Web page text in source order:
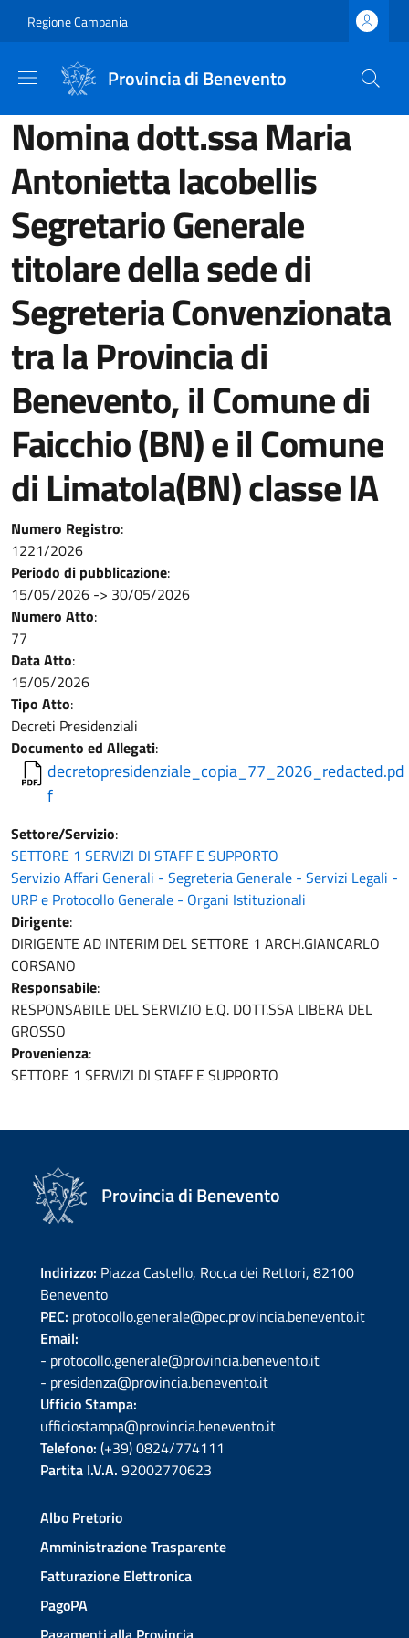
Regione Campania
Provincia di Benevento
Nomina dott.ssa Maria
Antonietta Iacobellis
Segretario Generale
titolare della sede di
Segreteria Convenzionata
tra la Provincia di
Benevento, il Comune di
Faicchio (BN) e il Comune
di Limatola(BN) classe IA
Numero Registro:
1221/2026
Periodo di pubblicazione:
15/05/2026 -> 30/05/2026
Numero Atto:
77
Data Atto:
15/05/2026
Tipo Atto:
Decreti Presidenziali
Documento ed Allegati:
decretopresidenziale_copia_77_2026_redacted.pd
f
Settore/Servizio:
SETTORE 1 SERVIZI DI STAFF E SUPPORTO
Servizio Affari Generali - Segreteria Generale - Servizi Legali -
URP e Protocollo Generale - Organi Istituzionali
Dirigente:
DIRIGENTE AD INTERIM DEL SETTORE 1 ARCH.GIANCARLO
CORSANO
Responsabile:
RESPONSABILE DEL SERVIZIO E.Q. DOTT.SSA LIBERA DEL
GROSSO
Provenienza:
SETTORE 1 SERVIZI DI STAFF E SUPPORTO
Provincia di Benevento
Indirizzo: Piazza Castello, Rocca dei Rettori, 82100
Benevento
PEC: protocollo.generale@pec.provincia.benevento.it
Email:
- protocollo.generale@provincia.benevento.it
- presidenza@provincia.benevento.it
Ufficio Stampa:
ufficiostampa@provincia.benevento.it
Telefono: (+39) 0824/774111
Partita I.V.A. 92002770623
Albo Pretorio
Amministrazione Trasparente
Fatturazione Elettronica
PagoPA